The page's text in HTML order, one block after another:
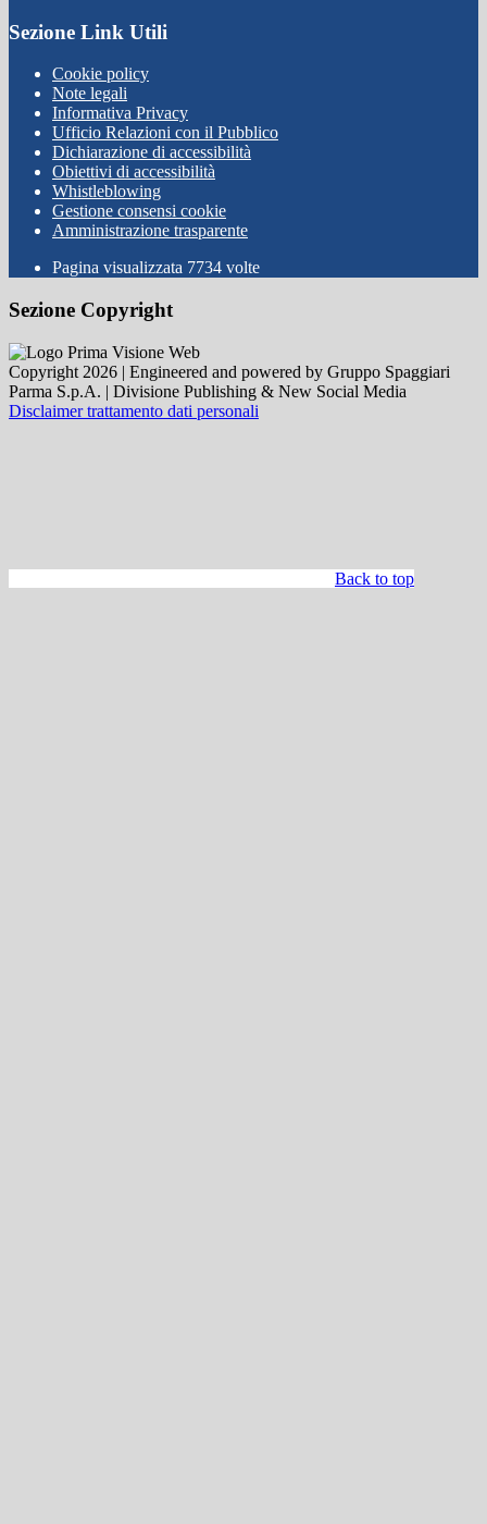
Sezione Link Utili
Cookie policy
Note legali
Informativa Privacy
Ufficio Relazioni con il Pubblico
Dichiarazione di accessibilità
Obiettivi di accessibilità
Whistleblowing
Gestione consensi cookie
Amministrazione trasparente
Pagina visualizzata 7734 volte
Sezione Copyright
Copyright 2026 | Engineered and powered by Gruppo Spaggiari
Parma S.p.A. | Divisione Publishing & New Social Media
Disclaimer trattamento dati personali
Back to top